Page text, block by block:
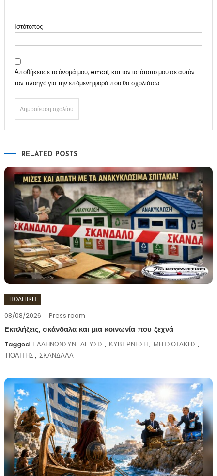
Ιστότοπος
Αποθήκευσε το όνομά μου, email, και τον ιστότοπο μου σε αυτόν
τον πλοηγό για την επόμενη φορά που θα σχολιάσω.
RELATED POSTS
ΠΟΛΙΤΙΚΗ
08/08/2026 Press room
Εκπλήξεις, σκάνδαλα και μια κοινωνία που ξεχνά
Tagged ΕΛΛΗΝΩΝΣΥΝΕΛΕΥΣΙΣ, ΚΥΒΕΡΝΗΣΗ, ΜΗΤΣΟΤΑΚΗΣ,
ΠΟΛΙΤΗΣ, ΣΚΑΝΔΑΛΑ